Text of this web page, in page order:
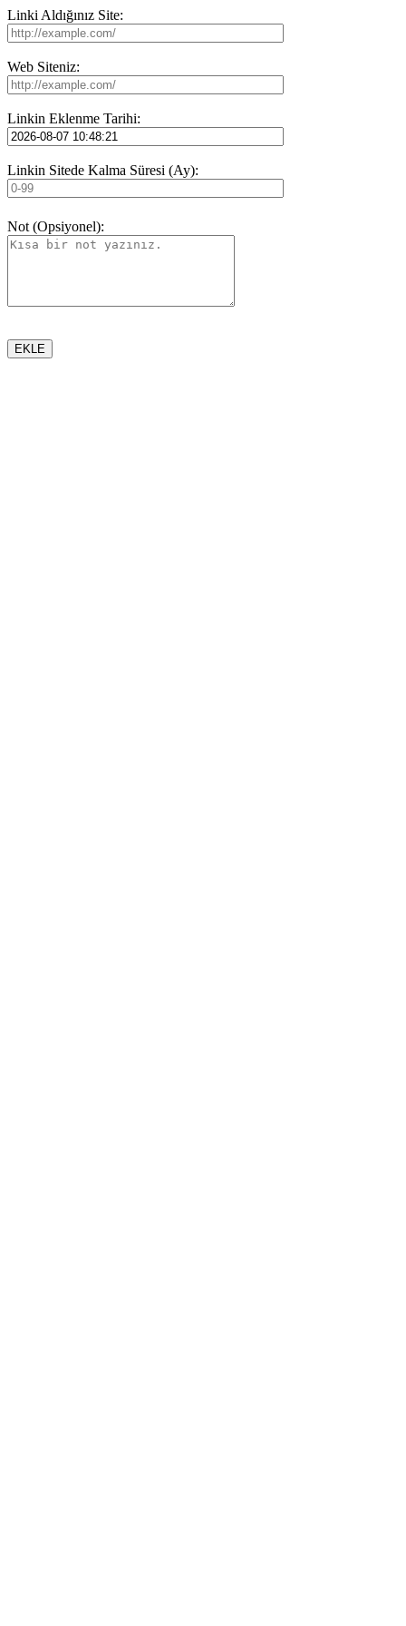
Linki Aldığınız Site:
Web Siteniz:
Linkin Eklenme Tarihi:
Linkin Sitede Kalma Süresi (Ay):
Not (Opsiyonel):
EKLE